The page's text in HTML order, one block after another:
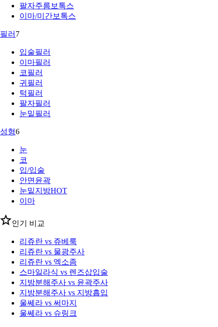
팔자주름보톡스
이마/미간보톡스
필러 7
입술필러
이마필러
코필러
귀필러
턱필러
팔자필러
눈밑필러
성형6
눈
코
입/입술
안면윤곽
눈밑지방HOT
이마
인기 비교
리쥬란 vs 쥬베룩
리쥬란 vs 물광주사
리쥬란 vs 엑소좀
스마일라식 vs 렌즈삽입술
지방분해주사 vs 윤곽주사
지방분해주사 vs 지방흡입
울쎄라 vs 써마지
울쎄라 vs 슈링크